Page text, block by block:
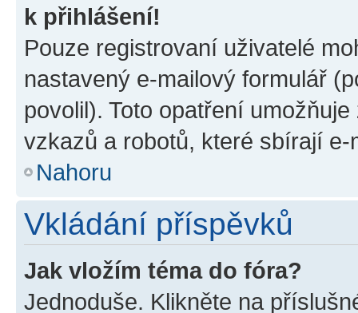
k přihlášení!
Pouze registrovaní uživatelé
nastavený e-mailový formulář
povolil). Toto opatření
vzkazů a robotů, které sbírají e-
Nahoru
Vkládání příspěvků
Jak vložím téma do fóra?
Jednoduše. Klikněte na